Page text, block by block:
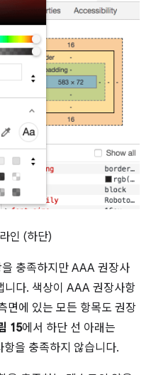
인 (하단)
충족하지만 AAA 권장사
니다. 색상이 AAA 권장사항
면에 있는 모든 항목도 권장
15에서 하단 선 아래는
을 충족하지 않습니다.